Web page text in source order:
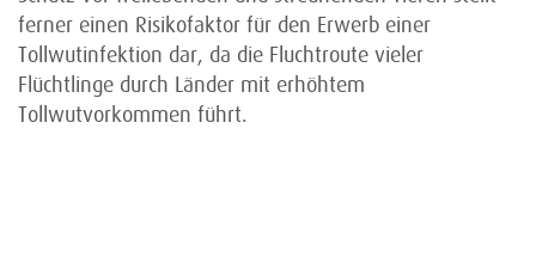
ferner einen Risikofaktor für den Erwerb einer
Tollwutinfektion dar, da die Fluchtroute vieler
Flüchtlinge durch Länder mit erhöhtem
Tollwutvorkommen führt.